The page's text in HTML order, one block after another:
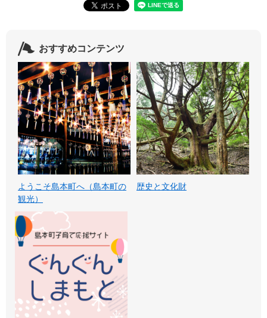
おすすめコンテンツ
ようこそ島本町へ（島本町の
観光）
歴史と文化財